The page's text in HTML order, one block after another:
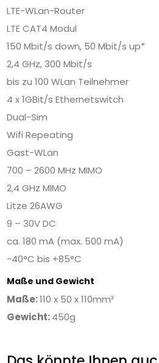
LTE-WLan-Router
LTE CAT4 Modul
150 Mbit/s down, 50 Mbit/s up*
2,4 GHz, 300 Mbit/s
bis zu 100 WLan Teilnehmer
4 x 1GBit/s Ethernetswitch
Dual-Sim
Wifi Repeating
Gast-WLan
700 – 2600 MHz MIMO
2,4 GHz MIMO
Litze 26AWG
9 – 30V DC
ca. 180 mA (max. 500 mA)
-40°C bis +85°C
Maße und Gewicht
Maße:110 x 50 x 110mm³
Gewicht:450g